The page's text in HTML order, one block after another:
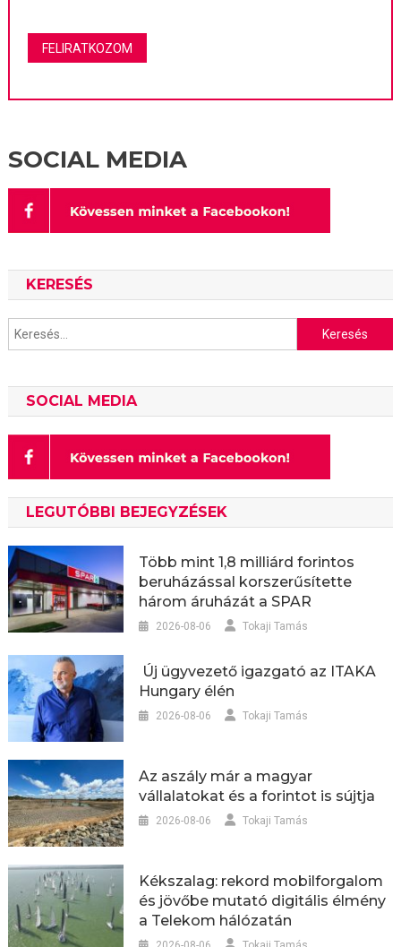
SOCIAL MEDIA
KERESÉS
Keresés:
SOCIAL MEDIA
LEGUTÓBBI BEJEGYZÉSEK
Több mint 1,8 milliárd forintos
beruházással korszerűsítette
három áruházát a SPAR
2026-08-06 Tokaji Tamás
Új ügyvezető igazgató az ITAKA
Hungary élén
2026-08-06 Tokaji Tamás
Az aszály már a magyar
vállalatokat és a forintot is sújtja
2026-08-06 Tokaji Tamás
Kékszalag: rekord mobilforgalom
és jövőbe mutató digitális élmény
a Telekom hálózatán